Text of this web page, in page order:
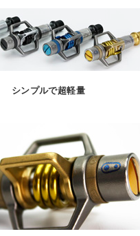
シンプルで超軽量